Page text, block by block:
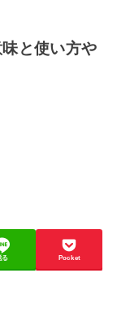
と使い方や
る Pocket